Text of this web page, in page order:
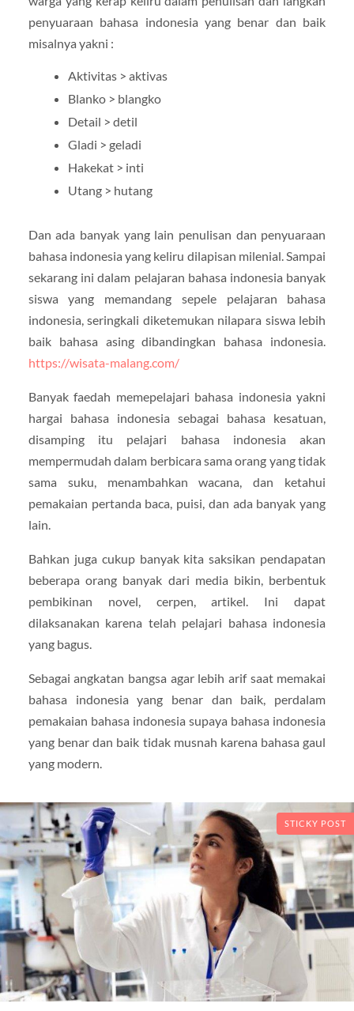
penyuaraan bahasa indonesia yang benar dan baik
misalnya yakni :
Aktivitas > aktivas
Blanko > blangko
Detail > detil
Gladi > geladi
Hakekat > inti
Utang > hutang
Dan ada banyak yang lain penulisan dan penyuaraan
bahasa indonesia yang keliru dilapisan milenial. Sampai
sekarang ini dalam pelajaran bahasa indonesia banyak
siswa yang memandang sepele pelajaran bahasa
indonesia, seringkali diketemukan nilapara siswa lebih
baik bahasa asing dibandingkan bahasa indonesia.
https://wisata-malang.com/
Banyak faedah memepelajari bahasa indonesia yakni
hargai bahasa indonesia sebagai bahasa kesatuan,
disamping itu pelajari bahasa indonesia akan
mempermudah dalam berbicara sama orang yang tidak
sama suku, menambahkan wacana, dan ketahui
pemakaian pertanda baca, puisi, dan ada banyak yang
lain.
Bahkan juga cukup banyak kita saksikan pendapatan
beberapa orang banyak dari media bikin, berbentuk
pembikinan novel, cerpen, artikel. Ini dapat
dilaksanakan karena telah pelajari bahasa indonesia
yang bagus.
Sebagai angkatan bangsa agar lebih arif saat memakai
bahasa indonesia yang benar dan baik, perdalam
pemakaian bahasa indonesia supaya bahasa indonesia
yang benar dan baik tidak musnah karena bahasa gaul
yang modern.
STICKY POST